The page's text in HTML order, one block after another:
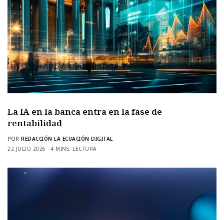
La IA en la banca entra en la fase de
rentabilidad
POR REDACCIÓN LA ECUACIÓN DIGITAL
22 JULIO 2026
4 MINS. LECTURA